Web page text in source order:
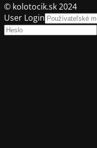
© kolotocik.sk 2024
User Login